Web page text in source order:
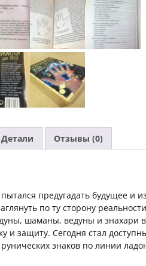
Детали Отзывы (0)
предугадать будущее и
по ту сторону
шаманы, ведуны и знахари
и защиту. Сегодня стал
знаков по линии